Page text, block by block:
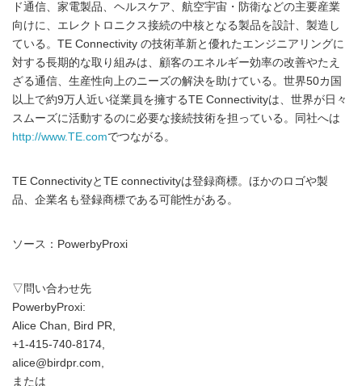
ド通信、家電製品、ヘルスケア、航空宇宙・防衛などの主要産業
向けに、エレクトロニクス接続の中核となる製品を設計、製造し
ている。TE Connectivity の技術革新と優れたエンジニアリングに
対する長期的な取り組みは、顧客のエネルギー効率の改善やたえ
ざる通信、生産性向上のニーズの解決を助けている。世界50カ国
以上で約9万人近い従業員を擁するTE Connectivityは、世界が日々
スムーズに活動するのに必要な接続技術を担っている。同社へは
http://www.TE.comでつながる。
TE ConnectivityとTE connectivityは登録商標。ほかのロゴや製
品、企業名も登録商標である可能性がある。
ソース：PowerbyProxi
▽問い合わせ先
PowerbyProxi:
Alice Chan, Bird PR,
+1-415-740-8174,
alice@birdpr.com,
または